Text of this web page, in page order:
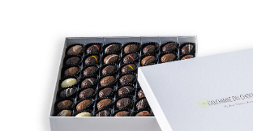
Gamme de nos produits